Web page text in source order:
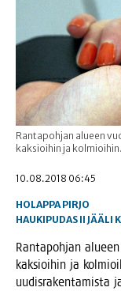
Rantapohjan alueen
kaksioihin ja kolmioihin.
10.08.2018 06:45
HOLAPPA PIRJO
HAUKIPUDAS II JÄÄLI
Ran­ta­poh­jan
kak­sioi­hin ja
uudis­ra­ken­ta­mis­ta